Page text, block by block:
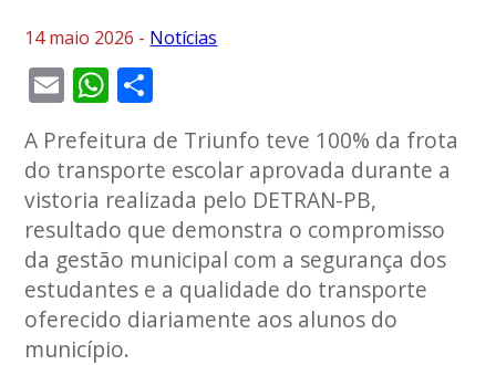
14 maio 2026 - Notícias
EmailWhatsApp
A Prefeitura de Triunfo teve 100% da frota
do transporte escolar aprovada durante a
vistoria realizada pelo DETRAN-PB,
resultado que demonstra o compromisso
da gestão municipal com a segurança dos
estudantes e a qualidade do transporte
oferecido diariamente aos alunos do
município.